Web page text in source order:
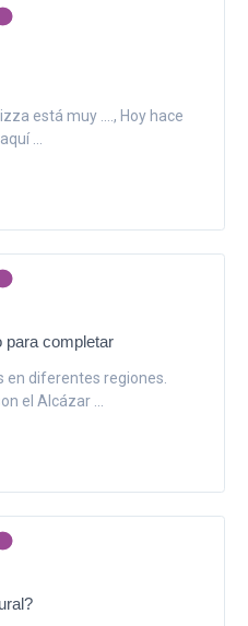
está muy ...., Hoy hace
...
para completar
en diferentes regiones.
el Alcázar ...